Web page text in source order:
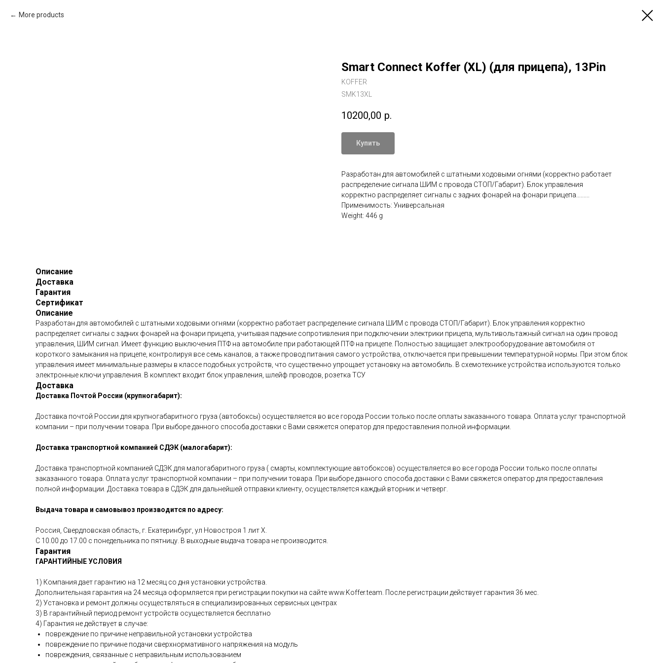
More products
Smart Connect Koffer (XL) (для прицепа), 13Pin
KOFFER
SMK13XL
10200,00 р.
Купить
Разработан для автомобилей с штатными ходовыми огнями (корректно работает
распределение сигнала ШИМ с провода СТОП/Габарит). Блок управления
корректно распределяет сигналы с задних фонарей на фонари прицепа.........
Применимость: Универсальная
Weight: 446 g
Описание
Доставка
Гарантия
Сертификат
Описание
Разработан для автомобилей с штатными ходовыми огнями (корректно работает распределение сигнала ШИМ с провода СТОП/Габарит). Блок управления корректно
распределяет сигналы с задних фонарей на фонари прицепа, учитывая падение сопротивления при подключении электрики прицепа, мультивольтажный сигнал на один провод
управления, ШИМ сигнал. Имеет функцию выключения ПТФ на автомобиле при работающей ПТФ на прицепе. Полностью защищает электрооборудование автомобиля от
короткого замыкания на прицепе, контролируя все семь каналов, а также провод питания самого устройства, отключается при превышении температурной нормы. При этом блок
управления имеет минимальные размеры в классе подобных устройств, что существенно упрощает установку на автомобиль. В схемотехнике устройства используются только
электронные ключи управления. В комплект входит блок управления, шлейф проводов, розетка ТСУ
Доставка
Доставка Почтой России (крупногабарит):
Доставка почтой России для крупногабаритного груза (автобоксы) осуществляется во все города России только после оплаты заказанного товара. Оплата услуг транспортной
компании – при получении товара. При выборе данного способа доставки с Вами свяжется оператор для предоставления полной информации.
Доставка транспортной компанией СДЭК (малогабарит):
Доставка транспортной компанией СДЭК для малогабаритного груза ( смарты, комплектующие автобоксов) осуществляется во все города России только после оплаты
заказанного товара. Оплата услуг транспортной компании – при получении товара. При выборе данного способа доставки с Вами свяжется оператор для предоставления
полной информации. Доставка товара в СДЭК для дальнейшей отправки клиенту, осуществляется каждый вторник и четверг.
Выдача товара и самовывоз производится по адресу:
Россия, Свердловская область, г. Екатеринбург, ул Новостроя 1 лит Х.
С 10.00 до 17.00 с понедельника по пятницу. В выходные выдача товара не производится.
Гарантия
ГАРАНТИЙНЫЕ УСЛОВИЯ
1) Компания дает гарантию на 12 месяц со дня установки устройства.
Дополнительная гарантия на 24 месяца оформляется при регистрации покупки на сайте www.Koffer.team. После регистрации действует гарантия 36 мес.
2) Установка и ремонт должны осуществляться в специализированных сервисных центрах
3) В гарантийный период ремонт устройств осуществляется бесплатно
4) Гарантия не действует в случае:
повреждение по причине неправильной установки устройства
повреждение по причине подачи сверхнормативного напряжения на модуль
повреждения, связанные с неправильным использованием